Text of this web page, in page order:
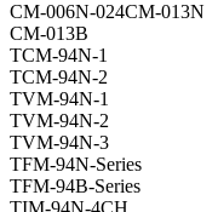
CM-006N-024CM-013N
CM-013B
TCM-94N-1
TCM-94N-2
TVM-94N-1
TVM-94N-2
TVM-94N-3
TFM-94N-Series
TFM-94B-Series
TIM-94N-4CH